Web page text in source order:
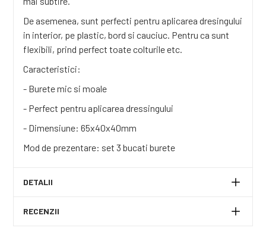
De asemenea, sunt perfecti pentru aplicarea dresingului
in interior, pe plastic, bord si cauciuc. Pentru ca sunt
flexibili, prind perfect toate colturile etc.
Caracteristici:
- Burete mic si moale
- Perfect pentru aplicarea dressingului
- Dimensiune: 65x40x40mm
Mod de prezentare: set 3 bucati burete
DETALII
RECENZII